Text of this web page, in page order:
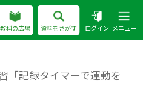
教科の広場 資料をさがす ログイン メニュー
「記録タイマーで運動を